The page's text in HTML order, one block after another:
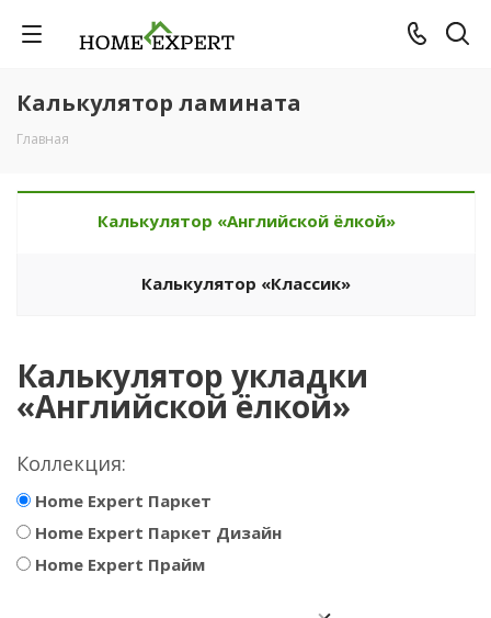
Калькулятор ламината
Главная
Калькулятор «Английской ёлкой»
Калькулятор «Классик»
Калькулятор укладки
«Английской ёлкой»
Коллекция:
Home Expert Паркет
Home Expert Паркет Дизайн
Home Expert Прайм